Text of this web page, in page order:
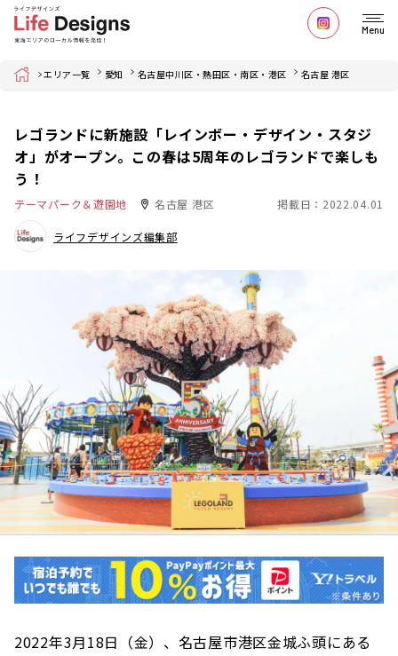
Menu
Home エリア一覧 愛知 名古屋中川区・熱田区・南区・港区 名古屋 港区
レゴランドに新施設「レインボー・デザイン・スタジ
オ」がオープン。この春は5周年のレゴランドで楽しも
う！
テーマパーク＆遊園地 名古屋 港区 掲載日：2022.04.01
ライフデザインズ編集部
2022年3月18日（金）、名古屋市港区金城ふ頭にある